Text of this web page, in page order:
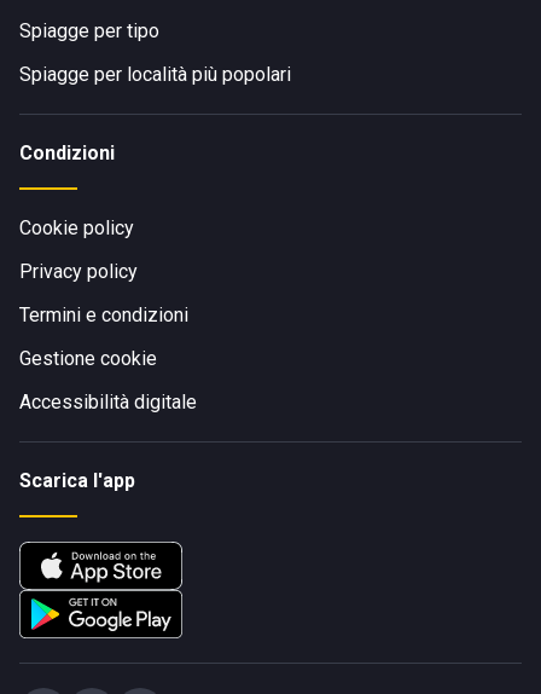
Spiagge per tipo
Spiagge per località più popolari
Condizioni
Cookie policy
Privacy policy
Termini e condizioni
Gestione cookie
Accessibilità digitale
Scarica l'app